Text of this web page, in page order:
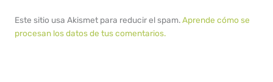
Este sitio usa Akismet para reducir el spam.Aprende cómo se
procesan los datos de tus comentarios.